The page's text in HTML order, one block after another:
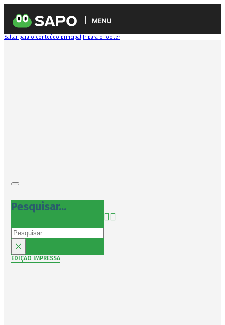
MENU
Saltar para o conteúdo principal Ir para o footer
Pesquisar...
Pesquisar
×
EDIÇÃO IMPRESSA